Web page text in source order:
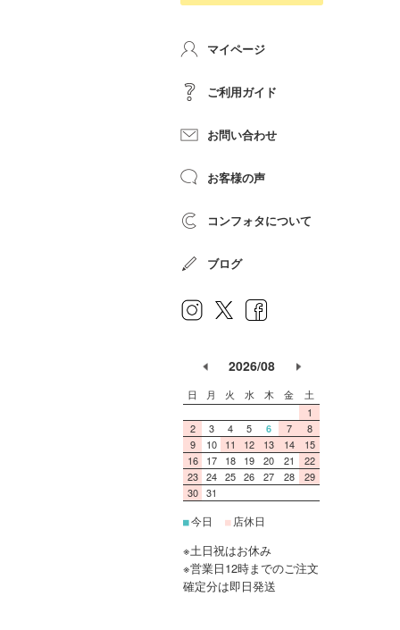
マイページ
ご利用ガイド
お問い合わせ
お客様の声
コンフォタについて
ブログ
2026/08
日 月 火 水 木 金
土
1
2
3 4 5 6 7
8
9
10 11 12 13 14
15
16
17 18 19 20 21
22
23 24 25 26 27 28
29
30 31
■今日 ■ 店休日
※土日祝はお休み
※営業日12時までのご注文
確定分は即日発送